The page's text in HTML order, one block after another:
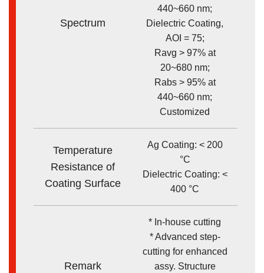
Spectrum
440~660 nm;
Dielectric Coating,
AOI = 75;
Ravg > 97% at
20~680 nm;
Rabs > 95% at
440~660 nm;
Customized
Temperature
Resistance of
Coating Surface
Ag Coating: < 200
°C
Dielectric Coating: <
400 °C
Remark
* In-house cutting
* Advanced step-
cutting for enhanced
assy. Structure